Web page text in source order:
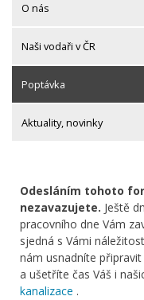
O nás
Naši vodaři v ČR
Poptávka
Aktuality, novinky
Odesláním tohoto
nezavazujete. Ještě
pracovního dne Vám
sjedná s Vámi
nám usnadníte
a ušetříte čas Váš i
kanalizace .